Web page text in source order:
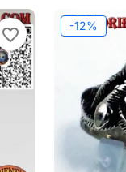
favorite_border -12%